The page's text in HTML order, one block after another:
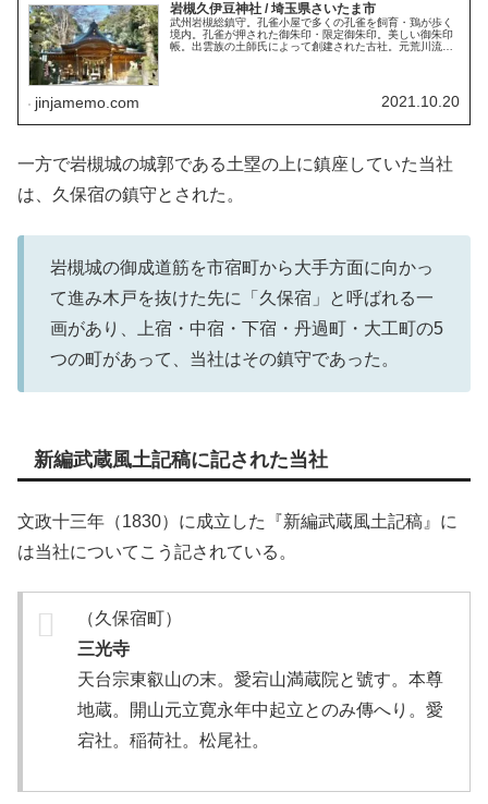
岩槻久伊豆神社 / 埼玉県さいたま市
武州岩槻総鎮守。孔雀小屋で多くの孔雀を飼育・鶏が歩く
境内。孔雀が押された御朱印・限定御朱印。美しい御朱印
帳。出雲族の土師氏によって創建された古社。元荒川流域
jinjamemo.com 2021.10.20
一方で岩槻城の城郭である土塁の上に鎮座していた当社
は、久保宿の鎮守とされた。
岩槻城の御成道筋を市宿町から大手方面に向かっ
て進み木戸を抜けた先に「久保宿」と呼ばれる一
画があり、上宿・中宿・下宿・丹過町・大工町の5
つの町があって、当社はその鎮守であった。
新編武蔵風土記稿に記された当社
文政十三年（1830）に成立した『新編武蔵風土記稿』に
は当社についてこう記されている。
（久保宿町）
三光寺
天台宗東叡山の末。愛宕山満蔵院と號す。本尊
地蔵。開山元立寛永年中起立とのみ傳へり。愛
宕社。稲荷社。松尾社。